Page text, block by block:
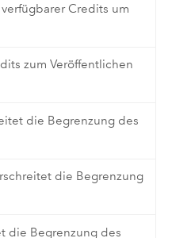
Credits um
zum Veröffentlichen
die Begrenzung des
die Begrenzung
die Begrenzung des